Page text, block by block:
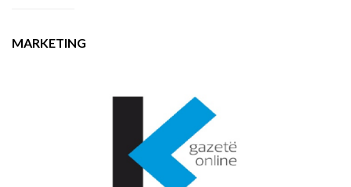
MARKETING